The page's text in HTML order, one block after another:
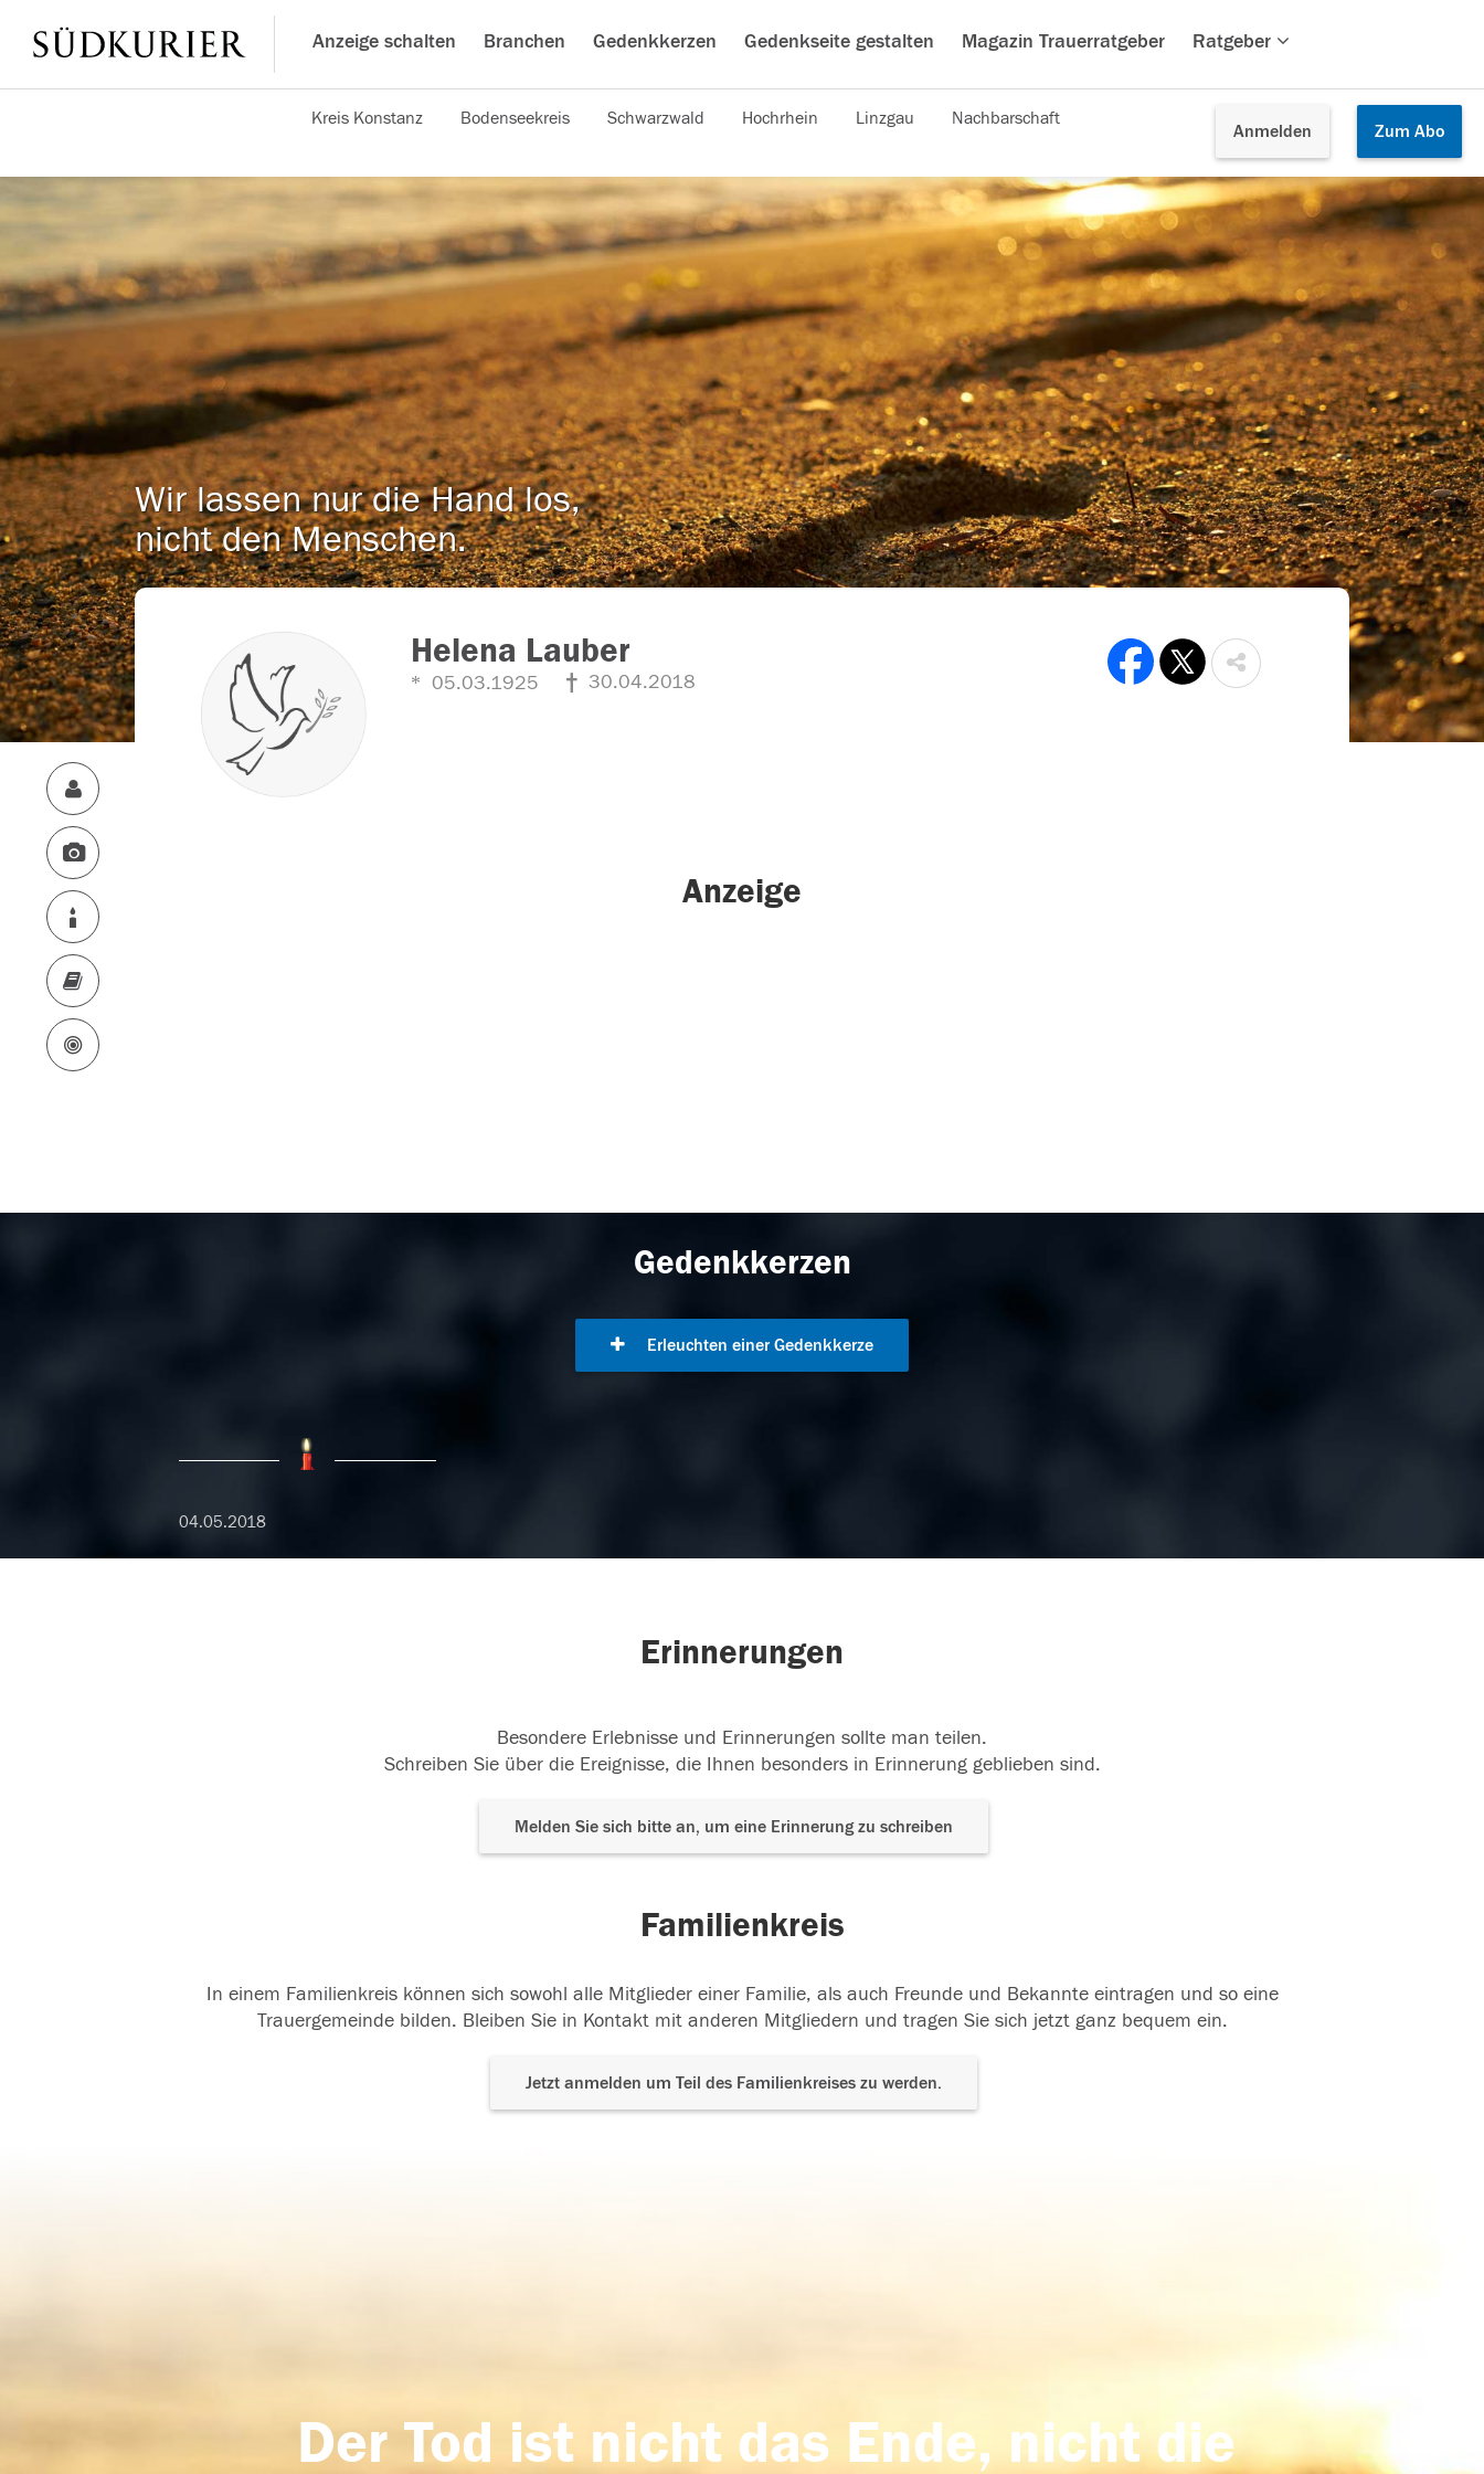
Anzeige schalten Branchen Gedenkkerzen Gedenkseite gestalten Magazin Trauerratgeber Ratgeber
Anmelden Zum Abo
Kreis Konstanz Bodenseekreis Schwarzwald Hochrhein Linzgau Nachbarschaft
Wir lassen nur die Hand los,
nicht den Menschen.
Helena Lauber
05.03.1925 30.04.2018
Anzeige
Gedenkkerzen
Erleuchten einer Gedenkkerze
04.05.2018
Erinnerungen
Besondere Erlebnisse und Erinnerungen sollte man teilen.
Schreiben Sie über die Ereignisse, die Ihnen besonders in Erinnerung geblieben sind.
Melden Sie sich bitte an, um eine Erinnerung zu schreiben
Familienkreis
In einem Familienkreis können sich sowohl alle Mitglieder einer Familie, als auch Freunde und Bekannte eintragen und so eine
Trauergemeinde bilden. Bleiben Sie in Kontakt mit anderen Mitgliedern und tragen Sie sich jetzt ganz bequem ein.
Jetzt anmelden um Teil des Familienkreises zu werden.
Der Tod ist nicht das Ende, nicht die